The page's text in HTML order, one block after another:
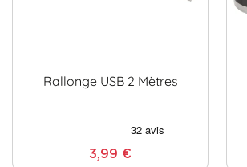
Rallonge USB 2 Mètres
3,99 €